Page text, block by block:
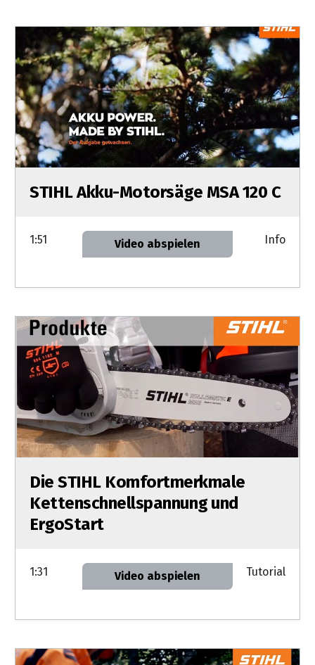
STIHL Akku-Motorsäge MSA 120 C
1:51 Video abspielen Info
Die STIHL Komfortmerkmale
Kettenschnellspannung und
ErgoStart
1:31 Video abspielen Tutorial